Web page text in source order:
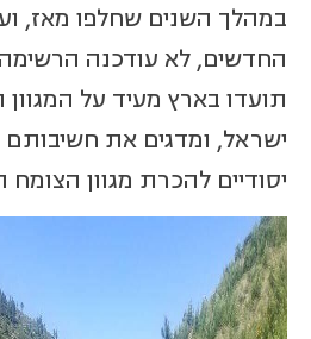
במהלך השנים שחלפו מאז,
החדשים, לא עודכנה
תועדו בארץ מעיד על המגוון
ישראל, ומדגים את
יסודיים להכרת מגוון הצומח